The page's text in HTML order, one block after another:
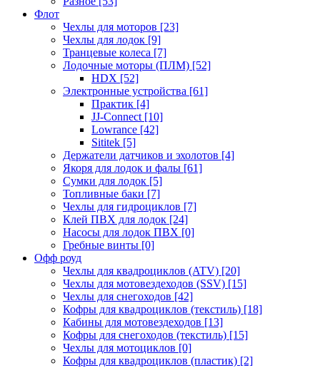
Флот
Чехлы для моторов [23]
Чехлы для лодок [9]
Транцевые колеса [7]
Лодочные моторы (ПЛМ) [52]
HDX [52]
Электронные устройства [61]
Практик [4]
JJ-Connect [10]
Lowrance [42]
Sititek [5]
Держатели датчиков и эхолотов [4]
Якоря для лодок и фалы [61]
Сумки для лодок [5]
Топливные баки [7]
Чехлы для гидроциклов [7]
Клей ПВХ для лодок [24]
Насосы для лодок ПВХ [0]
Гребные винты [0]
Офф роуд
Чехлы для квадроциклов (ATV) [20]
Чехлы для мотовездеходов (SSV) [15]
Чехлы для снегоходов [42]
Кофры для квадроциклов (текстиль) [18]
Кабины для мотовездеходов [13]
Кофры для снегоходов (текстиль) [15]
Чехлы для мотоциклов [0]
Кофры для квадроциклов (пластик) [2]